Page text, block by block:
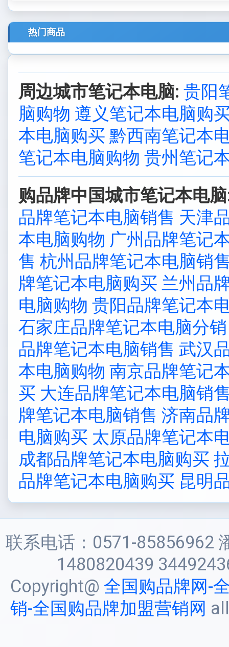
热门商品
周边城市笔记本电脑: 贵阳
脑购物 遵义笔记本电脑购
本电脑购买 黔西南笔记本
笔记本电脑购物 贵州笔记
购品牌中国城市笔记本电
品牌笔记本电脑销售 天津
本电脑购物 广州品牌笔记
售 杭州品牌笔记本电脑销
牌笔记本电脑购买 兰州品
电脑购物 贵阳品牌笔记本
石家庄品牌笔记本电脑分销
品牌笔记本电脑销售 武汉
本电脑购物 南京品牌笔记
买 大连品牌笔记本电脑销
牌笔记本电脑销售 济南品
电脑购买 太原品牌笔记本
成都品牌笔记本电脑购买
品牌笔记本电脑购买 昆明
联系电话：0571-85856962
1480820439
Copyright@ 全国购品牌网-
销-全国购品牌加盟营销网